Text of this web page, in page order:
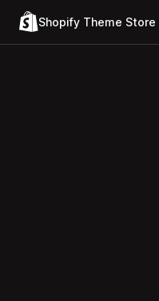
Shopify Theme Store